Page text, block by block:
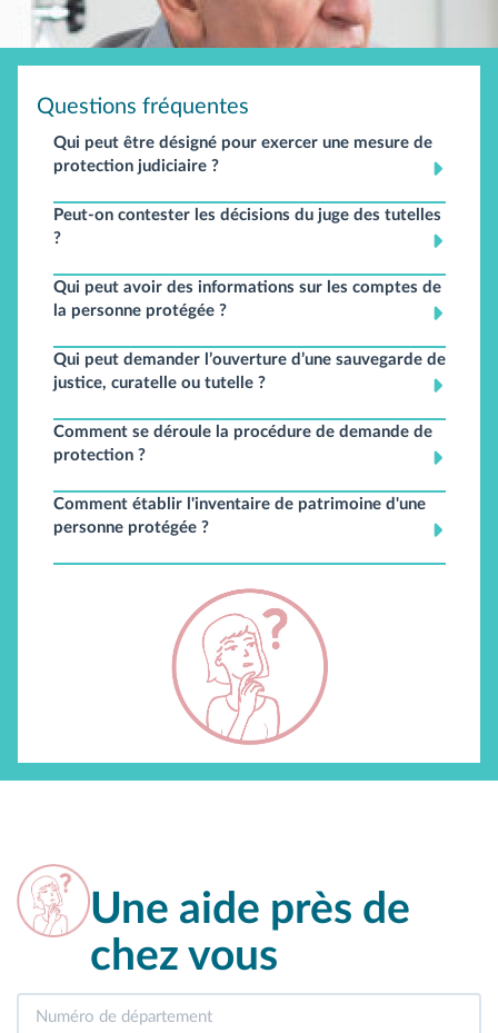
Questions fréquentes
Qui peut être désigné pour exercer une mesure de
protection judiciaire ?
Peut-on contester les décisions du juge des tutelles
?
Qui peut avoir des informations sur les comptes de
la personne protégée ?
Qui peut demander l’ouverture d’une sauvegarde de
justice, curatelle ou tutelle ?
Comment se déroule la procédure de demande de
protection ?
Comment établir l'inventaire de patrimoine d'une
personne protégée ?
Une aide près de
chez vous